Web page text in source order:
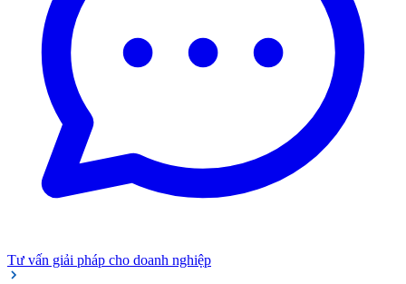
Tư vấn giải pháp cho doanh nghiệp